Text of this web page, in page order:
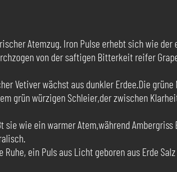
Atemzug. Iron Pulse erhebt sich wie
von der saftigen Bitterkeit reifer
Vetiver wächst aus dunkler Erdee.Die
grün würzigen Schleier,der zwischen
wie ein warmer Atem,während
ein Puls aus Licht geboren aus Erde Salz